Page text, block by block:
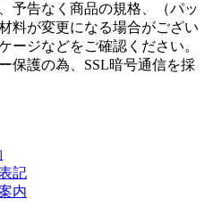
予告なく商品の規格、（パッ
料が変更になる場合がござい
ージなどをご確認ください。
保護の為、SSL暗号通信を採
記
内